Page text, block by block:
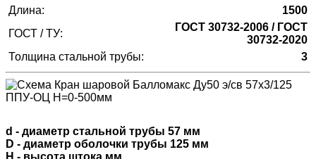
Длина:
1500
ГОСТ / ТУ:
ГОСТ 30732-2006 / ГОСТ
30732-2020
Толщина стальной трубы:
3
d - диаметр стальной трубы 57 мм
D - диаметр оболочки трубы 125 мм
H - высота штока мм